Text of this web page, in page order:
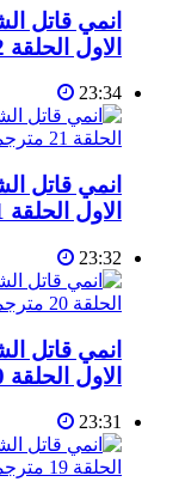
الاول الحلقة 22 مترجمة
23:34
الاول الحلقة 21 مترجمة
23:32
الاول الحلقة 20 مترجمة
23:31